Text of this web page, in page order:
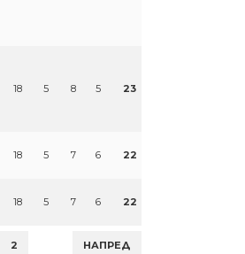
18 5 8 5 23
18 5 7 6 22
18 5 7 6 22
2 НАПРЕД